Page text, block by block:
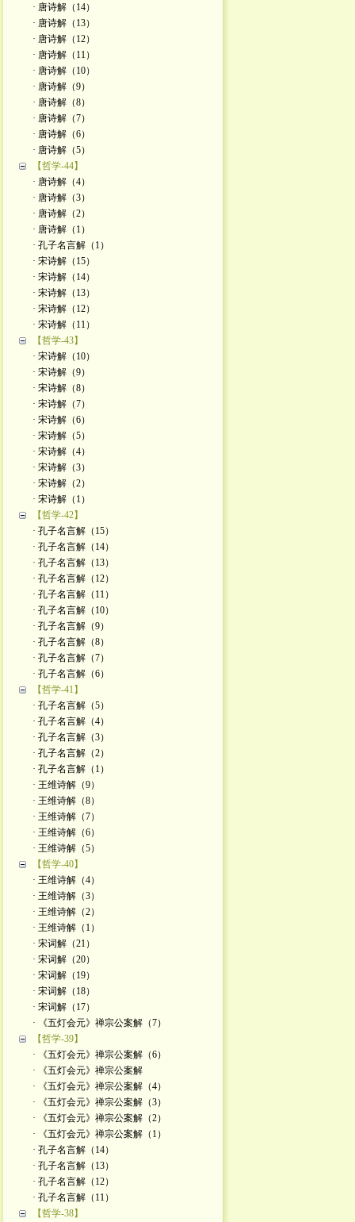
· 唐诗解（14）
· 唐诗解（13）
· 唐诗解（12）
· 唐诗解（11）
· 唐诗解（10）
· 唐诗解（9）
· 唐诗解（8）
· 唐诗解（7）
· 唐诗解（6）
· 唐诗解（5）
【哲学-44】
· 唐诗解（4）
· 唐诗解（3）
· 唐诗解（2）
· 唐诗解（1）
· 孔子名言解（1）
· 宋诗解（15）
· 宋诗解（14）
· 宋诗解（13）
· 宋诗解（12）
· 宋诗解（11）
【哲学-43】
· 宋诗解（10）
· 宋诗解（9）
· 宋诗解（8）
· 宋诗解（7）
· 宋诗解（6）
· 宋诗解（5）
· 宋诗解（4）
· 宋诗解（3）
· 宋诗解（2）
· ​宋诗解（1）
【哲学-42】
· 孔子名言解（15）
· 孔子名言解（14）
· 孔子名言解（13）
· 孔子名言解（12）
· 孔子名言解（11）
· 孔子名言解（10）
· 孔子名言解（9）
· 孔子名言解（8）
· 孔子名言解（7）
· 孔子名言解（6）
【哲学-41】
· 孔子名言解（5）
· 孔子名言解（4）
· 孔子名言解（3）
· 孔子名言解（2）
· 孔子名言解（1）
· 王维诗解（9）
· 王维诗解（8）
· 王维诗解（7）
· 王维诗解（6）
· 王维诗解（5）
【哲学-40】
· 王维诗解（4）
· 王维诗解（3）
· 王维诗解（2）
· 王维诗解（1）
· 宋词解（21）
· 宋词解（20）
· 宋词解（19）
· 宋词解（18）
· 宋词解（17）
· 《五灯会元》禅宗公案解（7）
【哲学-39】
· 《五灯会元》禅宗公案解（6）
· 《五灯会元》禅宗公案解
· 《五灯会元》禅宗公案解（4）
· 《五灯会元》禅宗公案解（3）
· 《五灯会元》禅宗公案解（2）
· 《五灯会元》禅宗公案解（1）
· 孔子名言解（14）
· 孔子名言解（13）
· 孔子名言解（12）
· 孔子名言解（11）
【哲学-38】